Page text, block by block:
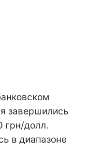
завершились
грн/долл.
в диапазоне